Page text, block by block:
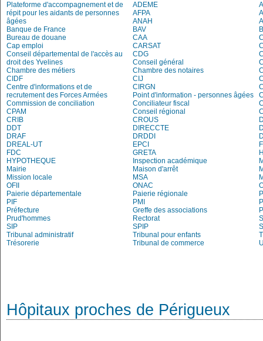
Plateforme d'accompagnement et de
répit pour les aidants de personnes
âgées
ADEME
AFPA
ANAH
Banque de France
BAV
Bureau de douane
CAA
Cap emploi
CARSAT
Conseil départemental de l'accès au
droit des Yvelines
CDG
Conseil général
Chambre des métiers
Chambre des notaires
CIDF
CIJ
Centre d'informations et de
recrutement des Forces Armées
CIRGN
Point d'information - personnes âgées
Commission de conciliation
Conciliateur fiscal
CPAM
Conseil régional
CRIB
CROUS
DDT
DIRECCTE
DRAF
DRDDI
DREAL-UT
EPCI
FDC
GRETA
HYPOTHEQUE
Inspection académique
Mairie
Maison d'arrêt
Mission locale
MSA
OFII
ONAC
Paierie départementale
Paierie régionale
PIF
PMI
Préfecture
Greffe des associations
Prud'hommes
Rectorat
SIP
SPIP
Tribunal administratif
Tribunal pour enfants
Trésorerie
Tribunal de commerce
Hôpitaux proches de Périgueux